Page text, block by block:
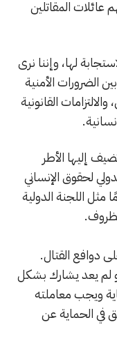
عائلات المقاتلين
لها، وإننا نرى
الضرورات الأمنية
القانونية
إليها الأطر
لحقوق الإنساني
اللجنة الدولية
دوافع القتال.
يعد يشارك بشكل
ويجب معاملته
في الحماية عن